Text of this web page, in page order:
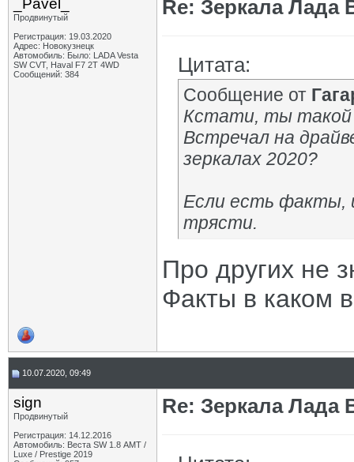
_Pavel_
Продвинутый
Регистрация: 19.03.2020
Адрес: Новокузнецк
Автомобиль: Было: LADA Vesta
SW CVT, Haval F7 2T 4WD
Сообщений: 384
Re: Зеркала Лада
Цитата:
Сообщение от
Кстати, ты такой
Встречал на
зеркалах 2020?
Если есть факты,
трясти.
Про других не
Факты в каком
10.07.2020, 09:49
sign
Продвинутый
Регистрация: 14.12.2016
Автомобиль: Веста SW 1.8 АМТ /
Luxe / Prestige 2019
Re: Зеркала Лада